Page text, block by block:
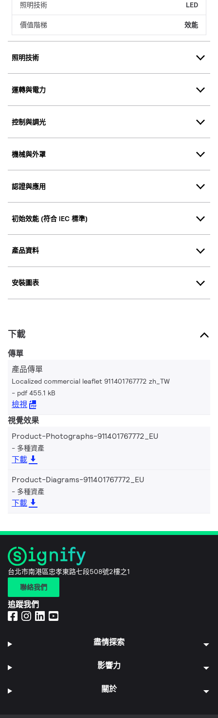
照明技術 LED
價值階梯 效能
照明技術
運轉與電力
控制與調光
機械與外罩
認證與應用
初始效能 (符合 IEC 標準)
產品資料
安裝圖表
下載
傳單
產品傳單
Localized commercial leaflet 911401767772 zh_TW
pdf 455.1 kB
檢視
視覺效果
Product-Photographs-911401767772_EU
多種資產
下載
Product-Diagrams-911401767772_EU
多種資產
下載
台北市南港區忠孝東路七段508號2樓之1
聯絡我們
追蹤我們
盡情探索
影響力
關於